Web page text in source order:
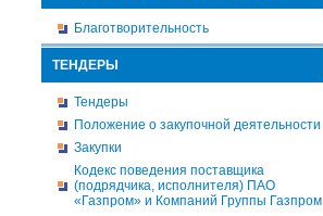
Благотворительность
ТЕНДЕРЫ
Тендеры
Положение о закупочной деятельности
Закупки
Кодекс поведения поставщика
(подрядчика, исполнителя) ПАО
«Газпром» и Компаний Группы Газпром